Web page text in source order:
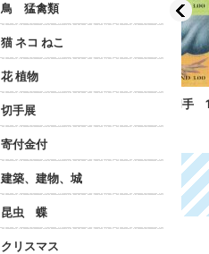
鳥 猛禽類
猫 ネコ ねこ
花 植物
切手展
寄付金付
建築、建物、城
昆虫 蝶
クリスマス
スロバキア切手 1999
年 クリスマス 1種
423円